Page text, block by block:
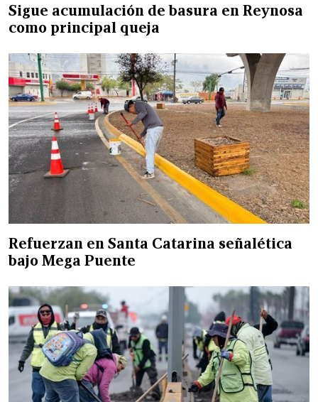
Sigue acumulación de basura en Reynosa
como principal queja
Refuerzan en Santa Catarina señalética
bajo Mega Puente